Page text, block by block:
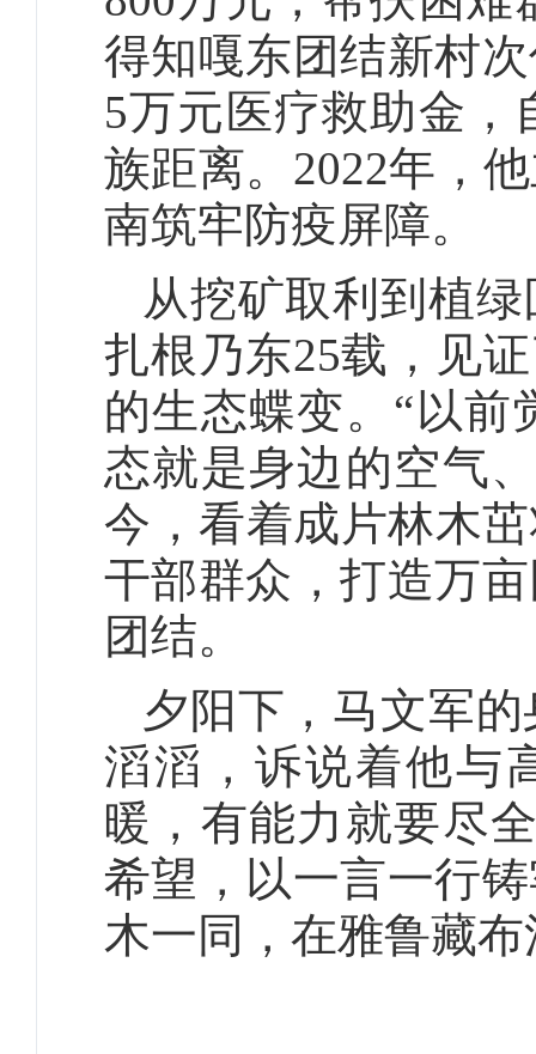
得知嘎东团结新村
5万元医疗救助金，
族距离。2022年，
南筑牢防疫屏障。
从挖矿取利到植
扎根乃东25载，见
的生态蝶变。“以前
态就是身边的空气
今，看着成片林木
干部群众，打造万
团结。
夕阳下，马文军
滔滔，诉说着他与
暖，有能力就要尽
希望，以一言一行
木一同，在雅鲁藏